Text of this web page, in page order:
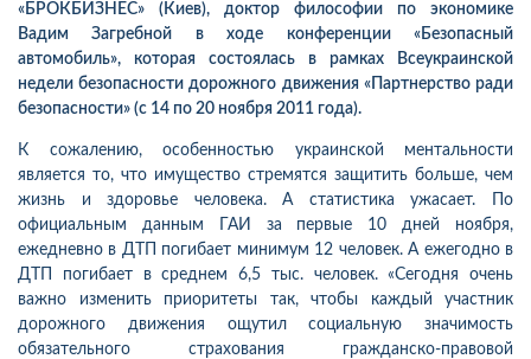
«БРОКБИЗНЕС» (Киев), доктор философии по экономике
Вадим Загребной в ходе конференции «Безопасный
автомобиль», которая состоялась в рамках Всеукраинской
недели безопасности дорожного движения «Партнерство ради
безопасности» (с 14 по 20 ноября 2011 года).
К сожалению, особенностью украинской ментальности
является то, что имущество стремятся защитить больше, чем
жизнь и здоровье человека. А статистика ужасает. По
официальным данным ГАИ за первые 10 дней ноября,
ежедневно в ДТП погибает минимум 12 человек. А ежегодно в
ДТП погибает в среднем 6,5 тыс. человек. «Сегодня очень
важно изменить приоритеты так, чтобы каждый участник
дорожного движения ощутил социальную значимость
обязательного страхования гражданско-правовой